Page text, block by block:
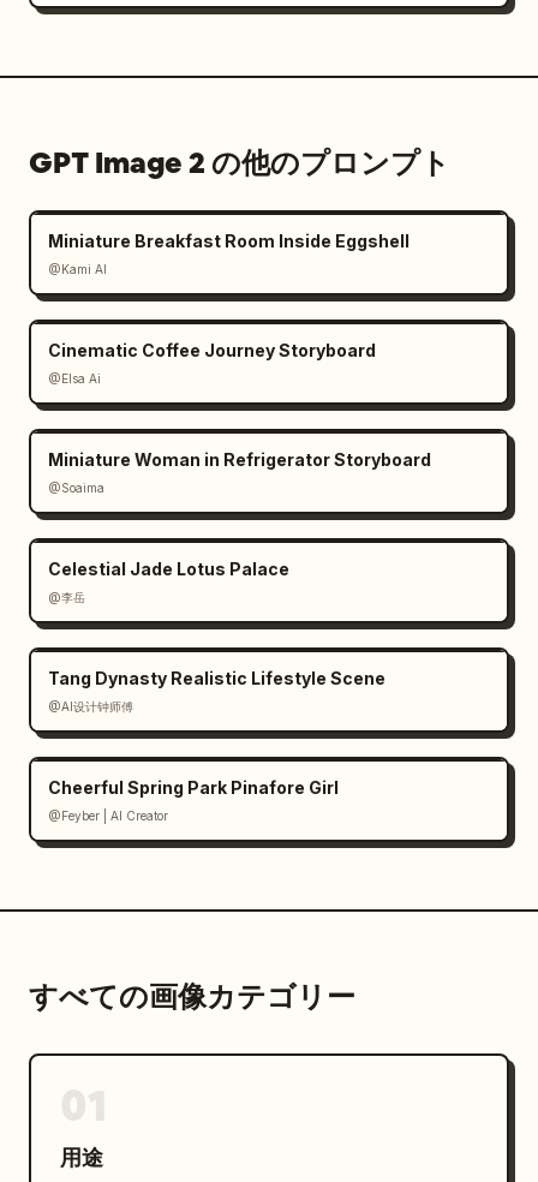
GPT Image 2 の他のプロンプト
Miniature Breakfast Room Inside Eggshell
@Kami AI
Cinematic Coffee Journey Storyboard
@Elsa Ai
Miniature Woman in Refrigerator Storyboard
@Soaima
Celestial Jade Lotus Palace
@李岳
Tang Dynasty Realistic Lifestyle Scene
@AI设计钟师傅
Cheerful Spring Park Pinafore Girl
@Feyber | AI Creator
すべての画像カテゴリー
用途